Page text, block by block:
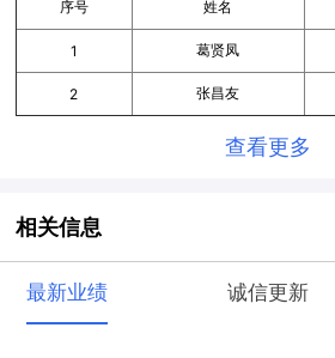
序号 姓名
1 葛贤凤
2 张昌友
查看更多
相关信息
最新业绩 诚信更新